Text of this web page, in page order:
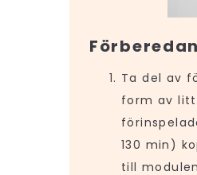
Ta del av
form av
130 min)
till